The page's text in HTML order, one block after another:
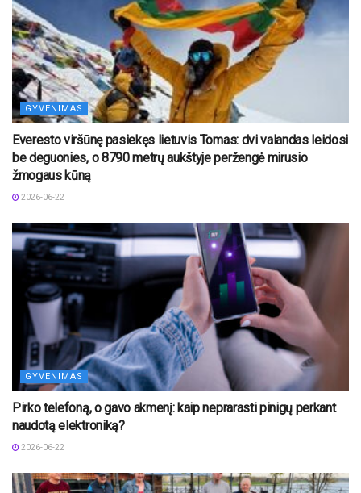
GYVENIMAS
Everesto viršūnę pasiekęs lietuvis Tomas: dvi valandas leidosi
be deguonies, o 8790 metrų aukštyje peržengė mirusio
žmogaus kūną
2026-06-22
GYVENIMAS
Pirko telefoną, o gavo akmenį: kaip neprarasti pinigų perkant
naudotą elektroniką?
2026-06-22